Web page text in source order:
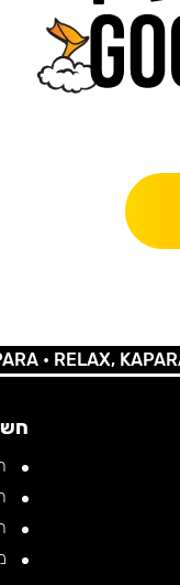
RELAX, KAPARA •